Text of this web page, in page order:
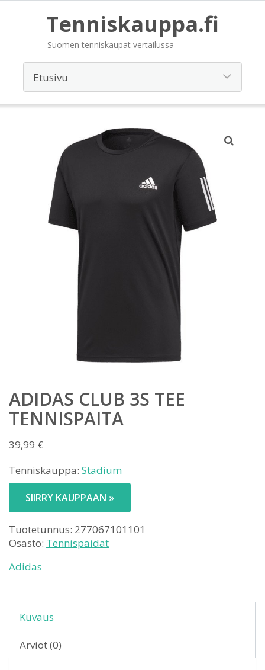
Tenniskauppa.fi
Suomen tenniskaupat vertailussa
ADIDAS CLUB 3S TEE
TENNISPAITA
39,99 €
Tenniskauppa: Stadium
SIIRRY KAUPPAAN »
Tuotetunnus: 277067101101
Osasto: Tennispaidat
Adidas
Kuvaus
Arviot (0)